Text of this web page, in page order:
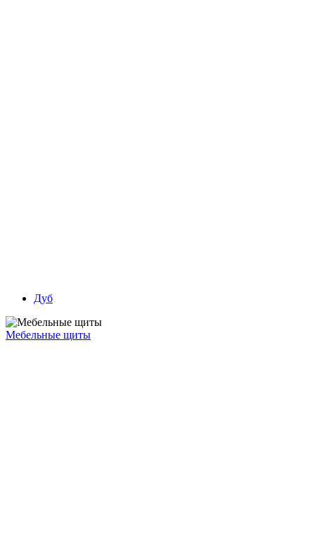
Дуб
Мебельные щиты